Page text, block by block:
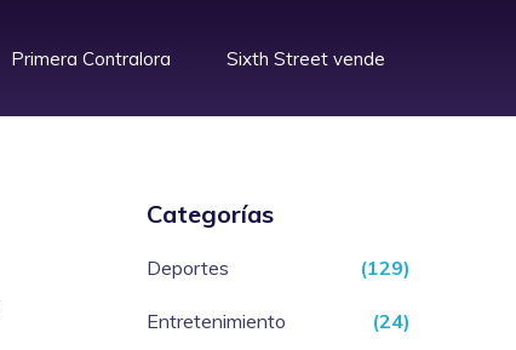
Primera Contralora Sixth Street vende
Categorías
Deportes (129)
Entretenimiento (24)